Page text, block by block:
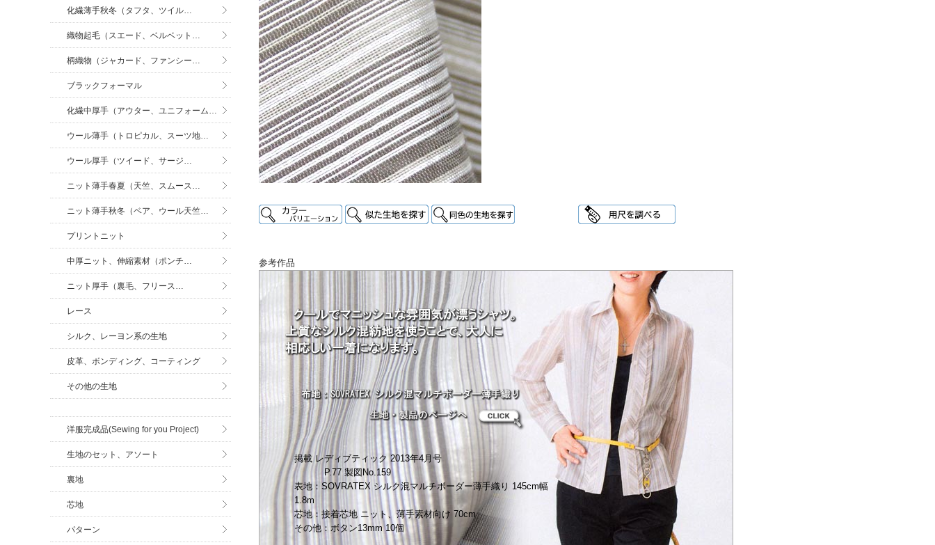
参考作品
掲載 レディブティック 2013年4月号
P.77 製図No.159
表地： SOVRATEX シルク混マルチボーダー薄手織り 145cm幅
1.8m
芯地： 接着芯地 ニット、薄手素材向け 70cm
その他：ボタン13mm 10個
化繊薄手秋冬（タフタ、ツイル…
織物起毛（スエード、ベルベット…
柄織物（ジャカード、ファンシー…
ブラックフォーマル
化繊中厚手（アウター、ユニフォーム…
ウール薄手（トロピカル、スーツ地…
ウール厚手（ツイード、サージ…
ニット薄手春夏（天竺、スムース…
ニット薄手秋冬（ベア、ウール天竺…
プリントニット
中厚ニット、伸縮素材（ポンチ…
ニット厚手（裏毛、フリース…
レース
シルク、レーヨン系の生地
皮革、ボンディング、コーティング
その他の生地
洋服完成品(Sewing for you Project)
生地のセット、アソート
裏地
芯地
パターン